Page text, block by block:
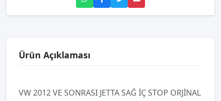
Ürün Açıklaması
VW 2012 VE SONRASI JETTA SAĞ İÇ STOP ORJİNAL